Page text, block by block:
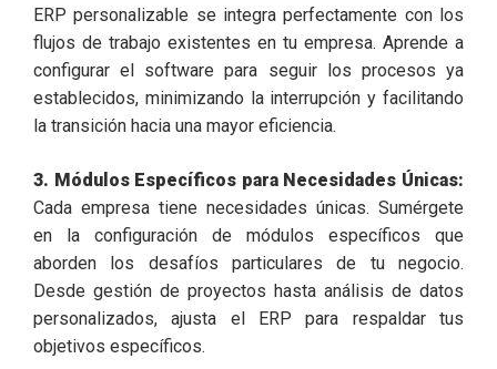
ERP personalizable se integra perfectamente con los
flujos de trabajo existentes en tu empresa. Aprende a
configurar el software para seguir los procesos ya
establecidos, minimizando la interrupción y facilitando
la transición hacia una mayor eficiencia.
3. Módulos Específicos para Necesidades Únicas:
Cada empresa tiene necesidades únicas. Sumérgete
en la configuración de módulos específicos que
aborden los desafíos particulares de tu negocio.
Desde gestión de proyectos hasta análisis de datos
personalizados, ajusta el ERP para respaldar tus
objetivos específicos.